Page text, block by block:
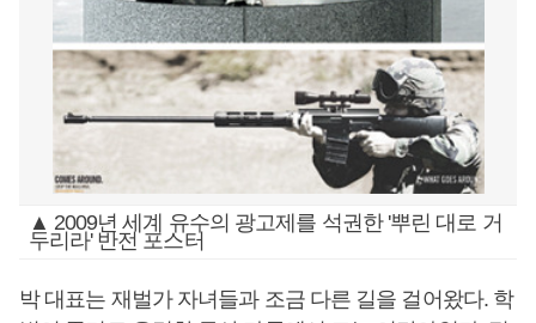
▲ 2009년 세계 유수의 광고제를 석권한 '뿌린 대로 거
두리라' 반전 포스터
박 대표는 재벌가 자녀들과 조금 다른 길을 걸어왔다. 학